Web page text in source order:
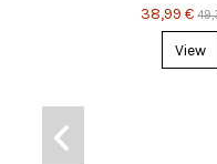
38,99 €
View